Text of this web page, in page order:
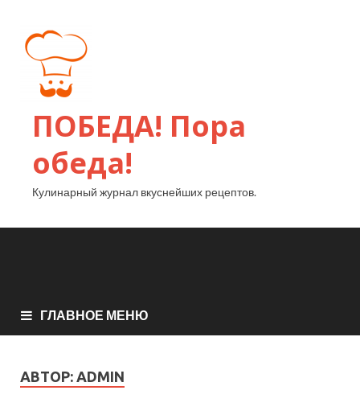
ПОБЕДА! Пора
обеда!
Кулинарный журнал вкуснейших рецептов.
ГЛАВНОЕ МЕНЮ
АВТОР: ADMIN